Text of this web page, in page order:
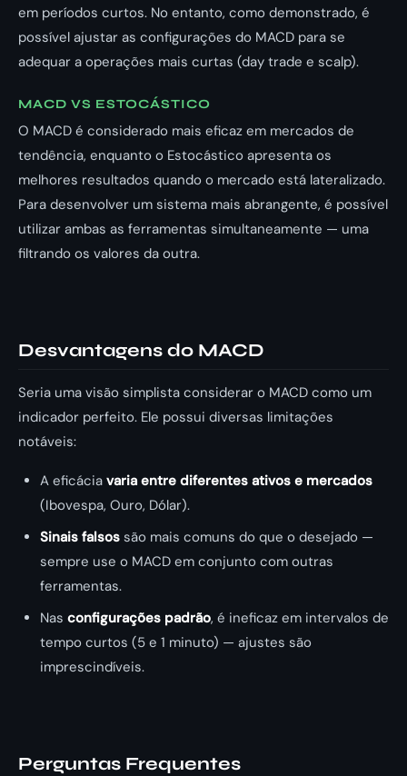
em períodos curtos. No entanto, como demonstrado, é
possível ajustar as configurações do MACD para se
adequar a operações mais curtas (day trade e scalp).
MACD VS ESTOCÁSTICO
O MACD é considerado mais eficaz em mercados de
tendência, enquanto o Estocástico apresenta os
melhores resultados quando o mercado está lateralizado.
Para desenvolver um sistema mais abrangente, é possível
utilizar ambas as ferramentas simultaneamente — uma
filtrando os valores da outra.
Desvantagens do MACD
Seria uma visão simplista considerar o MACD como um
indicador perfeito. Ele possui diversas limitações
notáveis:
A eficácia varia entre diferentes ativos e mercados
(Ibovespa, Ouro, Dólar).
Sinais falsos são mais comuns do que o desejado —
sempre use o MACD em conjunto com outras
ferramentas.
Nas configurações padrão, é ineficaz em intervalos de
tempo curtos (5 e 1 minuto) — ajustes são
imprescindíveis.
Perguntas Frequentes